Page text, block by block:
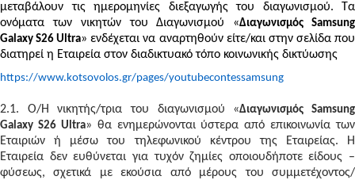
μεταβάλουν τις ημερομηνίες διεξαγωγής του διαγωνισμού. Τα
ονόματα των νικητών του Διαγωνισμού «Διαγωνισμός Samsung
Galaxy S26 Ultra» ενδέχεται να αναρτηθούν είτε/και στην σελίδα που
διατηρεί η Εταιρεία στον διαδικτυακό τόπο κοινωνικής δικτύωσης
https://www.kotsovolos.gr/pages/youtubecontessamsung
2.1. Ο/Η νικητής/τρια του διαγωνισμού «Διαγωνισμός Samsung
Galaxy S26 Ultra» θα ενημερώνονται ύστερα από επικοινωνία των
Εταιριών ή μέσω του τηλεφωνικού κέντρου της Εταιρείας. Η
Εταιρεία δεν ευθύνεται για τυχόν ζημίες οποιουδήποτε είδους –
φύσεως, σχετικά με εκούσια από μέρους του συμμετέχοντος/